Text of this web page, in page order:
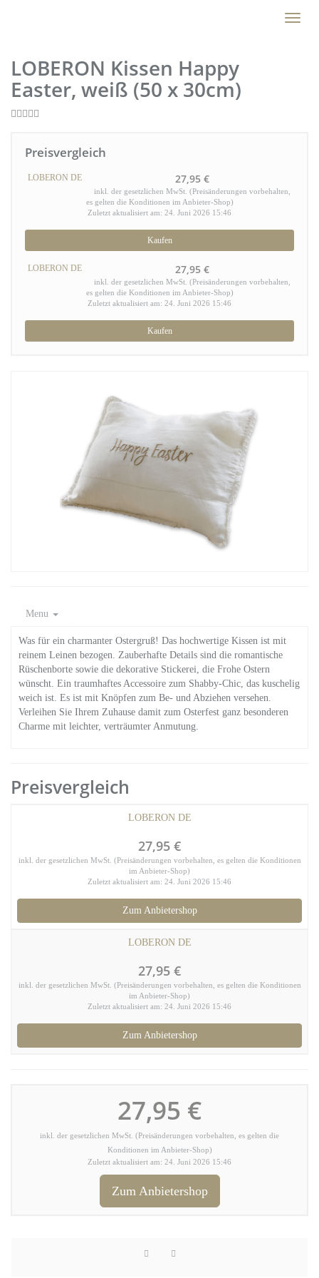
Toggle
LOBERON Kissen Happy
Easter, weiß (50 x 30cm)
Preisvergleich
LOBERON DE 27,95 €
inkl. der gesetzlichen MwSt. (Preisänderungen vorbehalten,
es gelten die Konditionen im Anbieter-Shop)
Zuletzt aktualisiert am: 24. Juni 2026 15:46
Kaufen
LOBERON DE 27,95 €
inkl. der gesetzlichen MwSt. (Preisänderungen vorbehalten,
es gelten die Konditionen im Anbieter-Shop)
Zuletzt aktualisiert am: 24. Juni 2026 15:46
Kaufen
Menu
Was für ein charmanter Ostergruß! Das hochwertige Kissen ist mit
reinem Leinen bezogen. Zauberhafte Details sind die romantische
Rüschenborte sowie die dekorative Stickerei, die Frohe Ostern
wünscht. Ein traumhaftes Accessoire zum Shabby-Chic, das kuschelig
weich ist. Es ist mit Knöpfen zum Be- und Abziehen versehen.
Verleihen Sie Ihrem Zuhause damit zum Osterfest ganz besonderen
Charme mit leichter, verträumter Anmutung.
Preisvergleich
LOBERON DE
27,95 €
inkl. der gesetzlichen MwSt. (Preisänderungen vorbehalten, es gelten die Konditionen
im Anbieter-Shop)
Zuletzt aktualisiert am: 24. Juni 2026 15:46
Zum Anbietershop
LOBERON DE
27,95 €
inkl. der gesetzlichen MwSt. (Preisänderungen vorbehalten, es gelten die Konditionen
im Anbieter-Shop)
Zuletzt aktualisiert am: 24. Juni 2026 15:46
Zum Anbietershop
27,95 €
inkl. der gesetzlichen MwSt. (Preisänderungen vorbehalten, es gelten die
Konditionen im Anbieter-Shop)
Zuletzt aktualisiert am: 24. Juni 2026 15:46
Zum Anbietershop